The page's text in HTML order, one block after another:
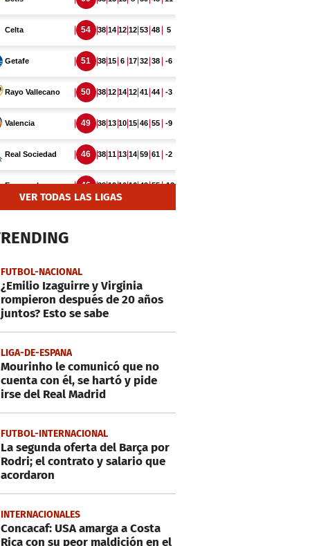
VER TODAS LAS LIGAS
FUTBOL-NACIONAL
¿Emilio Izaguirre y Virginia
rompieron después de 20 años
juntos? Esto se sabe
LIGA-DE-ESPANA
Mourinho le comunicó que no
cuenta con él, se hartó y pide
irse del Real Madrid
FUTBOL-INTERNACIONAL
La segunda oferta del Barça por
Rodri; el contrato y salario que
acordaron
INTERNACIONALES
Concacaf: USA amarga a Costa
Rica con su peor maldición en el